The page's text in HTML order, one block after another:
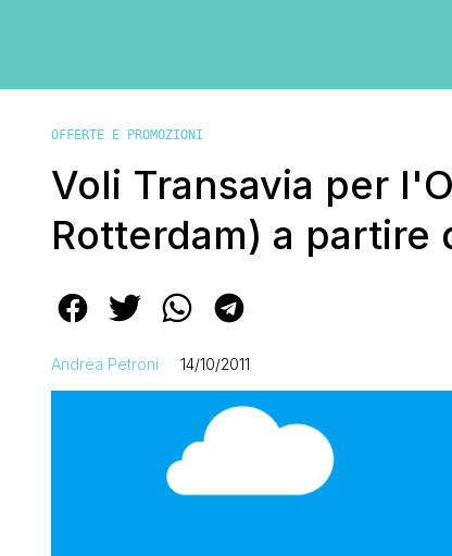
OFFERTE E PROMOZIONI
Voli Transavia per
Rotterdam) a partire
Andrea Petroni 14/10/2011